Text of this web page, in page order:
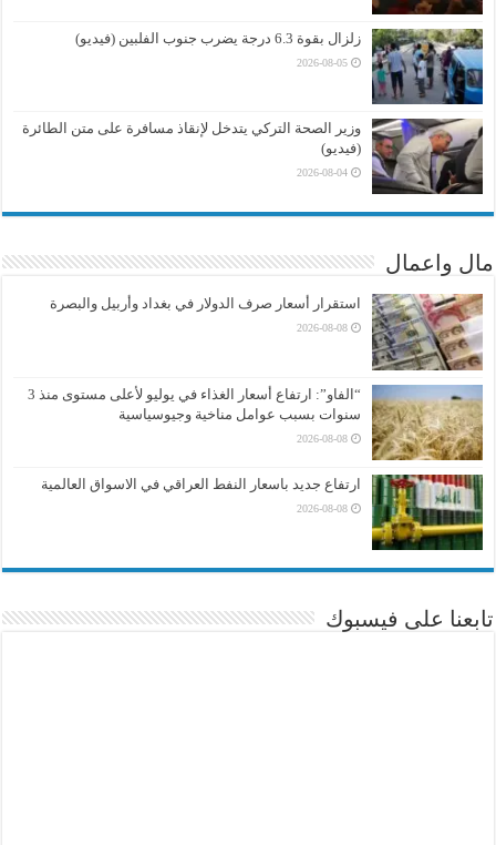
زلزال بقوة 6.3 درجة يضرب جنوب الفلبين (فيديو)
2026-08-05
وزير الصحة التركي يتدخل لإنقاذ مسافرة على متن الطائرة
(فيديو)
2026-08-04
مال واعمال
استقرار أسعار صرف الدولار في بغداد وأربيل والبصرة
2026-08-08
“الفاو”: ارتفاع أسعار الغذاء في يوليو لأعلى مستوى منذ 3
سنوات بسبب عوامل مناخية وجيوسياسية
2026-08-08
ارتفاع جديد باسعار النفط العراقي في الاسواق العالمية
2026-08-08
تابعنا على فيسبوك